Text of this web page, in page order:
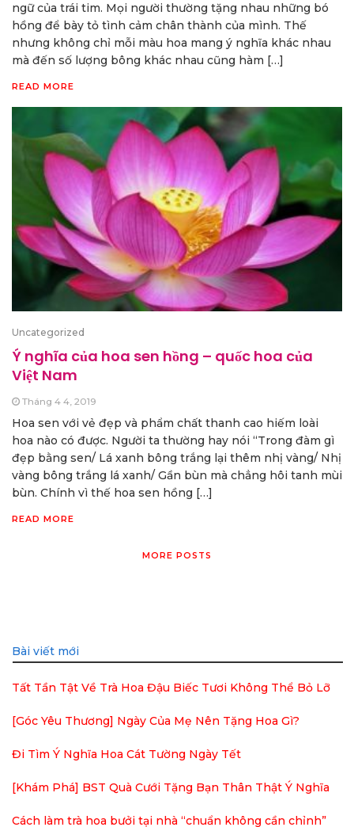
ngữ của trái tim. Mọi người thường tặng nhau những bó
hồng để bày tỏ tình cảm chân thành của mình. Thế
nhưng không chỉ mỗi màu hoa mang ý nghĩa khác nhau
mà đến số lượng bông khác nhau cũng hàm […]
READ MORE
Uncategorized
Ý nghĩa của hoa sen hồng – quốc hoa của
Việt Nam
Tháng 4 4, 2019
Hoa sen với vẻ đẹp và phẩm chất thanh cao hiếm loài
hoa nào có được. Người ta thường hay nói “Trong đàm gì
đẹp bằng sen/ Lá xanh bông trắng lại thêm nhị vàng/ Nhị
vàng bông trắng lá xanh/ Gần bùn mà chẳng hôi tanh mùi
bùn. Chính vì thế hoa sen hồng […]
READ MORE
MORE POSTS
Bài viết mới
Tất Tần Tật Về Trà Hoa Đậu Biếc Tươi Không Thể Bỏ Lỡ
[Góc Yêu Thương] Ngày Của Mẹ Nên Tặng Hoa Gì?
Đi Tìm Ý Nghĩa Hoa Cát Tường Ngày Tết
[Khám Phá] BST Quà Cưới Tặng Bạn Thân Thật Ý Nghĩa
Cách làm trà hoa bưởi tại nhà “chuẩn không cần chỉnh”